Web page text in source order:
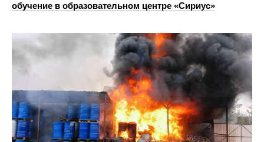
обучение в образовательном центре «Сириус»